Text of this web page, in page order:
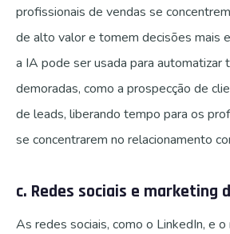
profissionais de vendas se
de alto valor e tomem decisões mais
a IA pode ser usada para automatizar
demoradas, como a prospecção de
de leads, liberando tempo para os
se concentrarem no relacionamento
c. Redes sociais e marketing
As redes sociais, como o LinkedIn, e